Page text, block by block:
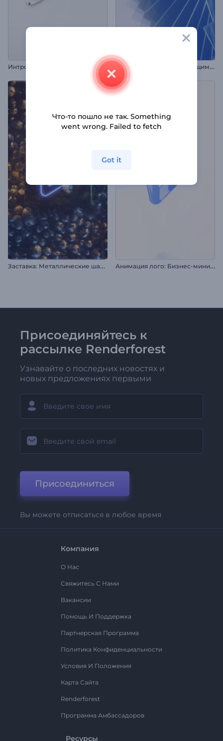
Интро: Мозаика из фото И
нтро: Фигуры с вращающимися краями
З
аставка: Металлические шары А
нимация лого: Бизнес-минимализм
Присоединяйтесь к
рассылке Renderforest
Узнавайте о последних новостях и
новых предложениях первыми
Присоединиться
Вы можете отписаться в любое время
Компания
О Нас
Свяжитесь С Нами
Вакансии
Помощь И Поддержка
Партнерская Программа
Политика Конфиденциальности
Условия И Положения
Карта Сайта
Renderforest
Программа Амбассадоров
Ресурсы
Что-то пошло не так. Something
went wrong. Failed to fetch
Got it